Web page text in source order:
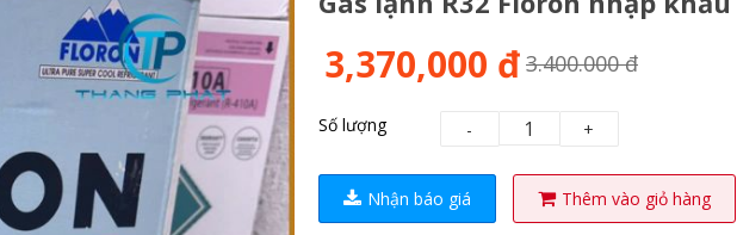
3,370,000 đ 3.400.000 đ
Số lượng - +
Nhận báo giá Thêm vào giỏ hàng